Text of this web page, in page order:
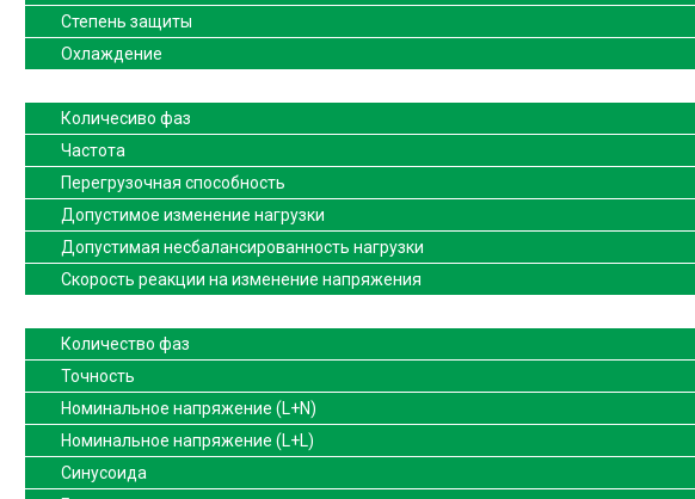
Степень защиты
Охлаждение
Количесиво фаз
Частота
Перегрузочная способность
Допустимое изменение нагрузки
Допустимая несбалансированность нагрузки
Скорость реакции на изменение напряжения
Количество фаз
Точность
Номинальное напряжение (L+N)
Номинальное напряжение (L+L)
Синусоида